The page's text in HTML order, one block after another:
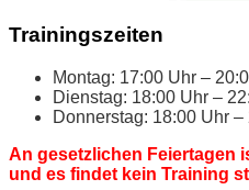
Trai­nings­zei­ten
Mon­tag: 17:00 Uhr –
Diens­tag: 18:00 Uhr –
Don­ners­tag: 18:00 Uhr –
An ge­setz­li­chen Fei­er­ta­gen
und es fin­det kein Trai­ning